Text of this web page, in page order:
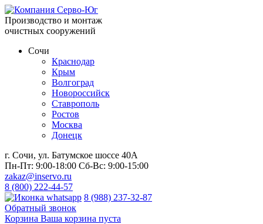
Производство и монтаж
очистных сооружений
Сочи
Краснодар
Крым
Волгоград
Новороссийск
Ставрополь
Ростов
Москва
Донецк
г. Сочи, ул. Батумское шоссе 40А
Пн-Пт: 9:00-18:00 Сб-Вс: 9:00-15:00
zakaz@inservo.ru
8 (800) 222-44-57
8 (988) 237-32-87
Обратный звонок
Корзина Ваша корзина пуста